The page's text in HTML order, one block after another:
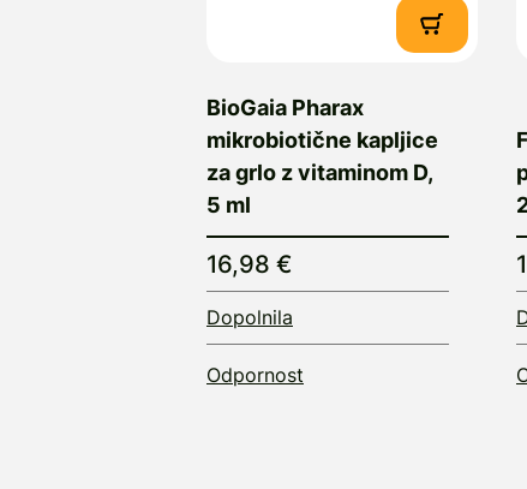
BioGaia Pharax
mikrobiotične kapljice
za grlo z vitaminom D,
5 ml
16,98 €
Dopolnila
Odpornost